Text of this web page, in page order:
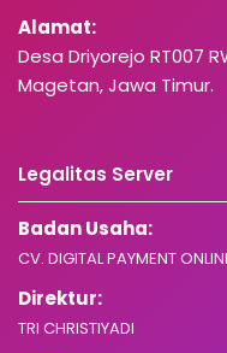
Alamat:
Desa Driyorejo RT007
Magetan, Jawa Timur.
Legalitas Server
Badan Usaha:
CV. DIGITAL PAYMENT
Direktur:
TRI CHRISTIYADI